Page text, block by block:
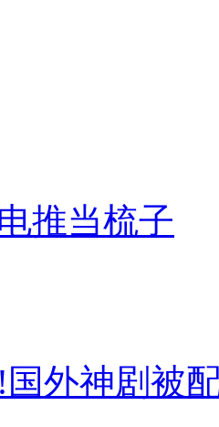
推当梳子
外神剧被